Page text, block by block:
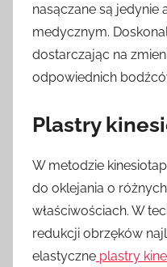
nasączane są jedynie
medycznym.
dostarczając na
odpowiednich
Plastry
W metodzie
do oklejania o
właściwościach. W
redukcji obrzęków
elastyczne plastry